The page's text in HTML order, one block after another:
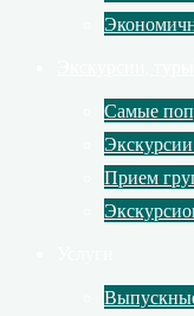
Самые
Прием